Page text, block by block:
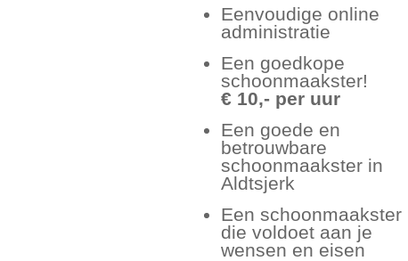
Eenvoudige online
administratie
Een goedkope
schoonmaakster!
€ 10,- per uur
Een goede en
betrouwbare
schoonmaakster in
Aldtsjerk
Een schoonmaakster
die voldoet aan je
wensen en eisen